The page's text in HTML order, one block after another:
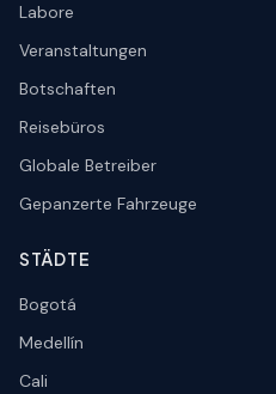
Labore
Veranstaltungen
Botschaften
Reisebüros
Globale Betreiber
Gepanzerte Fahrzeuge
STÄDTE
Bogotá
Medellín
Cali